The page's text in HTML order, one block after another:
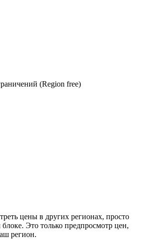
(Region free)
цены в других регионах, просто
Это только предпросмотр цен,
регион.